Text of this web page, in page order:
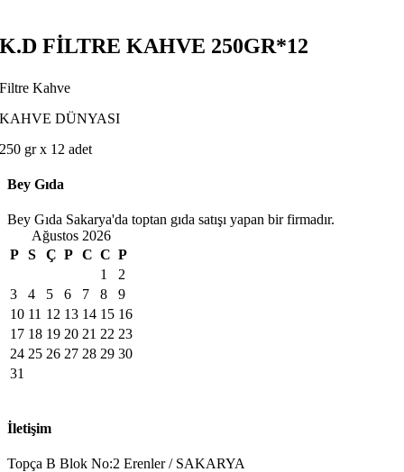
K.D FİLTRE KAHVE 250GR*12
Filtre Kahve
KAHVE DÜNYASI
250 gr x 12 adet
Bey Gıda
Bey Gıda Sakarya'da toptan gıda satışı yapan bir firmadır.
Ağustos 2026
P S Ç P C C P
1
2
3
4 5 6 7 8
9
10 11 12 13 14 15 16
17 18 19 20 21 22 23
24 25 26 27 28 29 30
31
İletişim
Topça B Blok No:2 Erenler / SAKARYA